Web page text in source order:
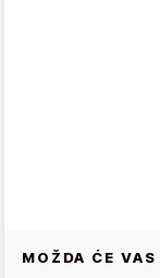
MOŽDA ĆE